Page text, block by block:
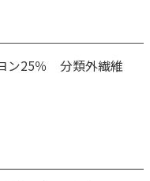
ン25％ 分類外繊維